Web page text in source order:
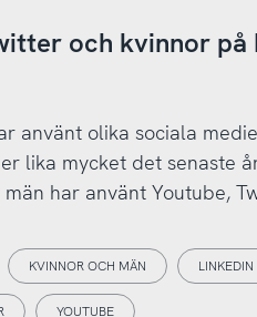
och kvinnor på
använt olika sociala
lika mycket det senaste
har använt Youtube,
KVINNOR OCH MÄN LINKEDIN
YOUTUBE